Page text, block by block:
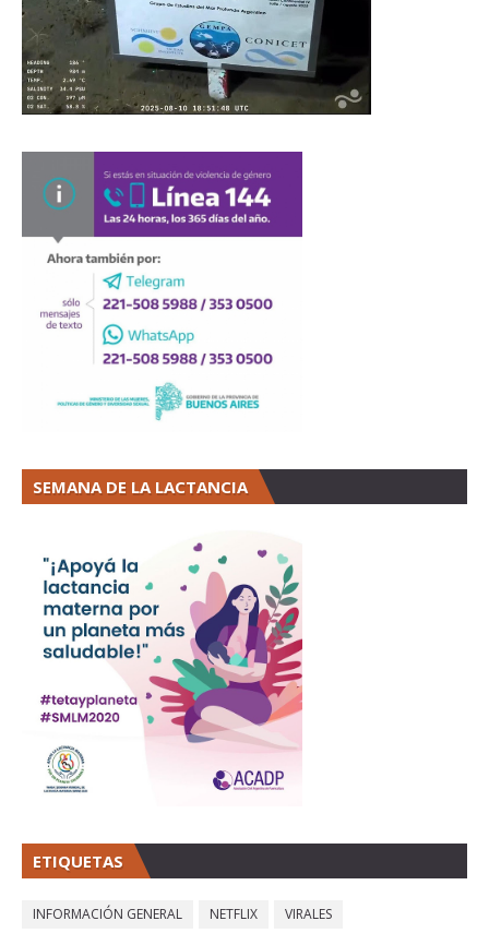
SEMANA DE LA LACTANCIA
ETIQUETAS
INFORMACIÓN GENERAL NETFLIX VIRALES